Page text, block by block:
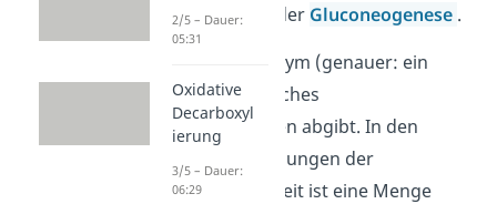
Glykolyseoder der Gluconeogenese .
ATP ist ein Coenzym (genauer: ein
Cosubstrat), welches
Phosphatgruppen abgibt. In den
chemischen Bindungen der
Triphosphateinheit ist eine Menge
2/5 – Dauer:
05:31
Oxidative
Decarboxyl
ierung
3/5 – Dauer:
06:29